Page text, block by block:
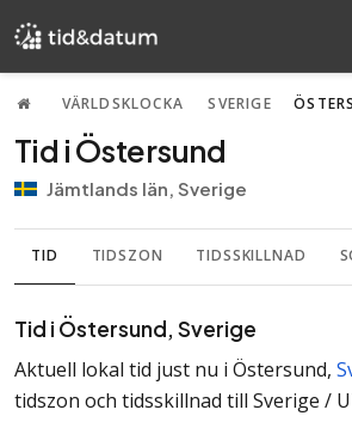
VÄRLDSKLOCKA SVERIGE
Tid i Östersund
Jämtlands län, Sverige
TID TIDSZON TIDSSKILLNAD
Tid i Östersund, Sverige
Aktuell lokal tid just nu i Östersund,
tidszon och tidsskillnad till Sverige /